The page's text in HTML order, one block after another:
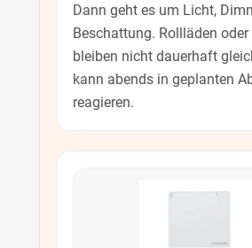
Dann geht es um Licht,
Beschattung. Rollläden
bleiben nicht dauerhaft
kann abends in geplanten
reagieren.